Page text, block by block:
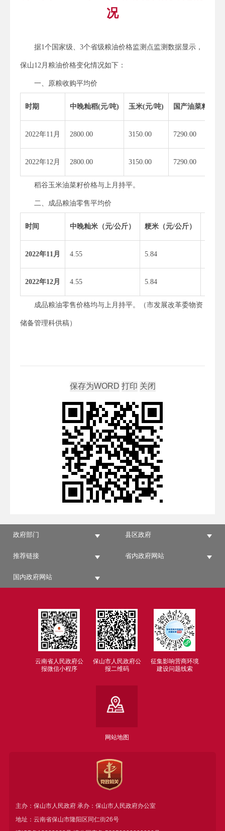
况
据1个国家级、3个省级粮油价格监测点监测数据显示，
保山12月粮油价格变化情况如下：
一、原粮收购平均价
时期 中晚籼稻(元/吨) 玉米(元/吨) 国产油菜籽
2022年11月 2800.00 3150.00 7290.00
2022年12月 2800.00 3150.00 7290.00
稻谷玉米油菜籽价格与上月持平。
二、成品粮油零售平均价
时间 中晚籼米 （元/公斤） 粳米 （元/公斤）
2022年11 月 4.55 5.84
2022年12 月 4.55 5.84
成品粮油零售价格均与上月持平。（市发展改革委物资
储备管理科供稿）
政府部门 县区政府
推荐链接 省内政府网站
国内政府网站
云南省人民政府公
报微信小程序
保山市人民政府公
报二维码
征集影响营商环境
建设问题线索
网站地图
主办：保山市人民政府 承办：保山市人民政府办公室
地址：云南省保山市隆阳区同仁街26号